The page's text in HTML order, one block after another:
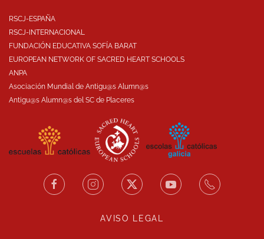
RSCJ-ESPAÑA
RSCJ-INTERNACIONAL
FUNDACIÓN EDUCATIVA SOFÍA BARAT
EUROPEAN NETWORK OF SACRED HEART SCHOOLS
ANPA
Asociación Mundial de Antigu@s Alumn@s
Antigu@s Alumn@s del SC de Placeres
AVISO LEGAL